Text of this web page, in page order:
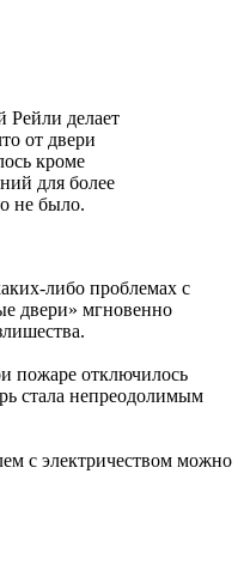
Рейли делает
от двери
кроме
для более
не было.
либо проблемах с
двери» мгновенно
пожаре отключилось
стала непреодолимым
с электричеством можно